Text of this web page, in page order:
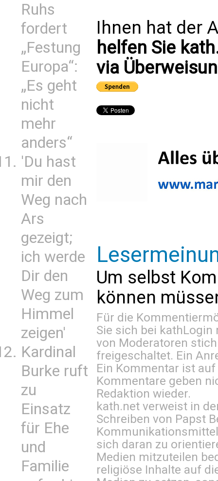
Ruhs
fordert
„Festung
Europa“:
„Es geht
nicht
mehr
anders“
'Du hast
mir den
Weg nach
Ars
gezeigt;
ich werde
Dir den
Weg zum
Himmel
zeigen'
Kardinal
Burke ruft
zu
Einsatz
für Ehe
und
Familie
Ihnen hat der
helfen Sie
via
Um selbst
können
Für die
Sie sich bei kathLogin
von Moderatoren
freigeschaltet. Ein
Ein Kommentar ist
Kommentare geben
Redaktion wieder.
kath.net verweist in
Schreiben von Papst
sich daran zu
Medien mitzuteilen
religiöse Inhalte auf